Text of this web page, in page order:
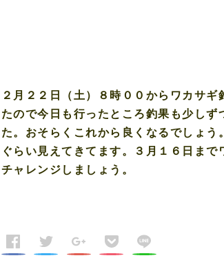
２月２２日（土）８時００からワカサ
たので今日も行ったところ釣果も少し
た。おそらくこれから良くなるでしょ
ぐらい見えてきてます。３月１６日ま
チャレンジしましょう。